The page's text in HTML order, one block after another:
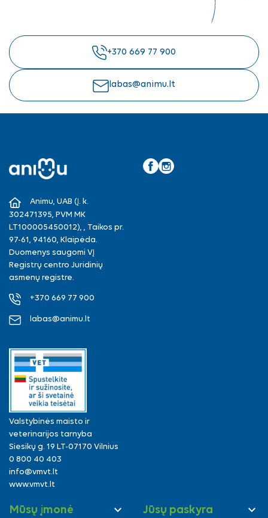
+370 669 77 900
labas@animu.lt
Animu, UAB (Į. k.
302471395, PVM MK
LT100005450012), , Taikos pr.
97-61, 94160, Klaipėda.
Duomenys saugomi VĮ
Registrų centro Juridinių
asmenų registre.
+370 669 77 900
labas@animu.lt
Valstybinės maisto ir
veterinarijos tarnyba
Siesikų g. 19 LT-07170 Vilnius
0 800 40 403
info@vmvt.lt
www.vmvt.lt
Mūsų įmonė  Jūsų paskyra 